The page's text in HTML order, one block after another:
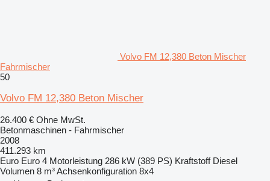
Volvo FM 12,380 Beton Mischer
Fahrmischer
50
Volvo FM 12,380 Beton Mischer
26.400 € Ohne MwSt.
Betonmaschinen - Fahrmischer
2008
411.293 km
Euro Euro 4 Motorleistung 286 kW (389 PS) Kraftstoff Diesel
Volumen 8 m³Achsenkonfiguration 8x4